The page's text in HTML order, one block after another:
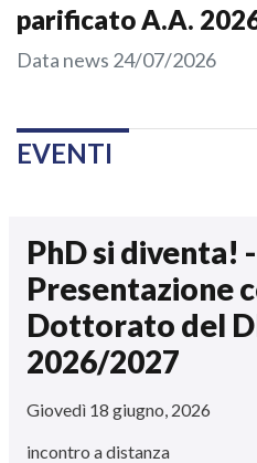
parificato A.A.
Data news 24/07/2026
EVENTI
PhD si diventa! -
Presentazione
Dottorato del
2026/2027
Giovedì 18 giugno, 2026
incontro a distanza